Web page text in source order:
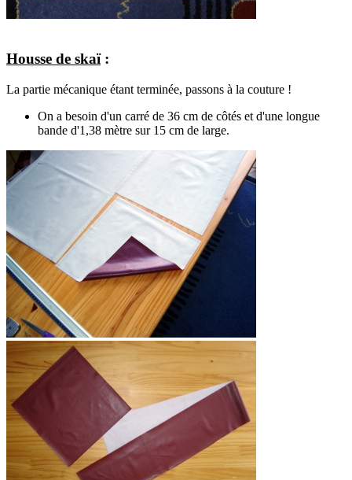
Housse de skaï:
La partie mécanique étant terminée, passons à la couture !
On a besoin d'un carré de 36 cm de côtés et d'une longue
bande d'1,38 mètre sur 15 cm de large.